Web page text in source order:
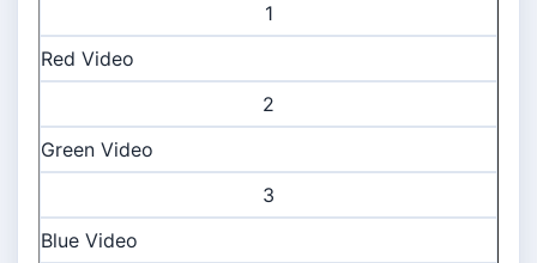
1
Red Video
2
Green Video
3
Blue Video